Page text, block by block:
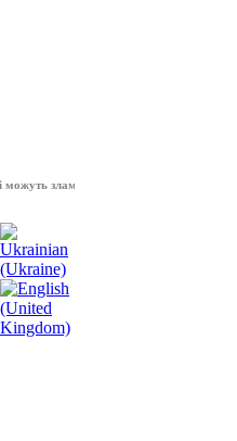
зламати волю народу, - Президент